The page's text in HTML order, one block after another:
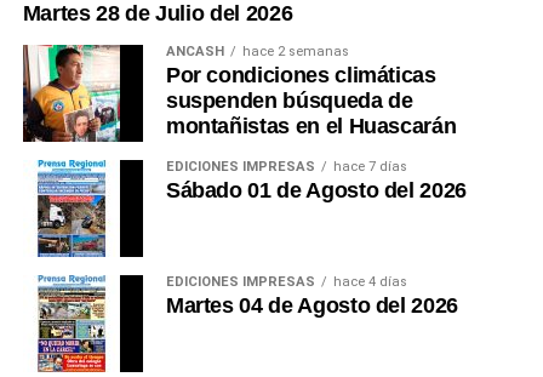
Martes 28 de Julio del 2026
ANCASH hace 2 semanas
Por condiciones climáticas
suspenden búsqueda de
montañistas en el Huascarán
EDICIONES IMPRESAS hace 7 días
Sábado 01 de Agosto del 2026
EDICIONES IMPRESAS hace 4 días
Martes 04 de Agosto del 2026